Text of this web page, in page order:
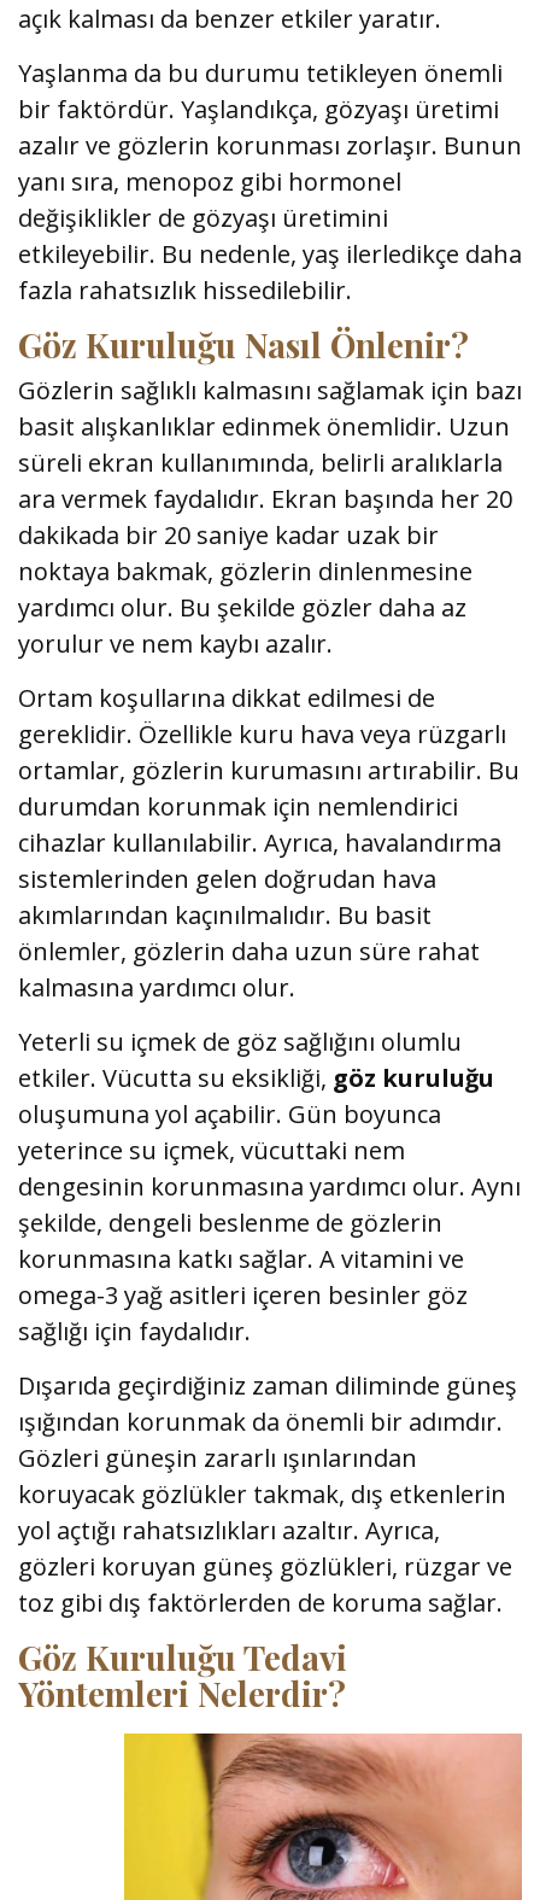
açık kalması da benzer etkiler yaratır.
Yaşlanma da bu durumu tetikleyen önemli
bir faktördür. Yaşlandıkça, gözyaşı üretimi
azalır ve gözlerin korunması zorlaşır. Bunun
yanı sıra, menopoz gibi hormonel
değişiklikler de gözyaşı üretimini
etkileyebilir. Bu nedenle, yaş ilerledikçe daha
fazla rahatsızlık hissedilebilir.
Göz Kuruluğu Nasıl Önlenir?
Gözlerin sağlıklı kalmasını sağlamak için bazı
basit alışkanlıklar edinmek önemlidir. Uzun
süreli ekran kullanımında, belirli aralıklarla
ara vermek faydalıdır. Ekran başında her 20
dakikada bir 20 saniye kadar uzak bir
noktaya bakmak, gözlerin dinlenmesine
yardımcı olur. Bu şekilde gözler daha az
yorulur ve nem kaybı azalır.
Ortam koşullarına dikkat edilmesi de
gereklidir. Özellikle kuru hava veya rüzgarlı
ortamlar, gözlerin kurumasını artırabilir. Bu
durumdan korunmak için nemlendirici
cihazlar kullanılabilir. Ayrıca, havalandırma
sistemlerinden gelen doğrudan hava
akımlarından kaçınılmalıdır. Bu basit
önlemler, gözlerin daha uzun süre rahat
kalmasına yardımcı olur.
Yeterli su içmek de göz sağlığını olumlu
etkiler. Vücutta su eksikliği, göz kuruluğu
oluşumuna yol açabilir. Gün boyunca
yeterince su içmek, vücuttaki nem
dengesinin korunmasına yardımcı olur. Aynı
şekilde, dengeli beslenme de gözlerin
korunmasına katkı sağlar. A vitamini ve
omega-3 yağ asitleri içeren besinler göz
sağlığı için faydalıdır.
Dışarıda geçirdiğiniz zaman diliminde güneş
ışığından korunmak da önemli bir adımdır.
Gözleri güneşin zararlı ışınlarından
koruyacak gözlükler takmak, dış etkenlerin
yol açtığı rahatsızlıkları azaltır. Ayrıca,
gözleri koruyan güneş gözlükleri, rüzgar ve
toz gibi dış faktörlerden de koruma sağlar.
Göz Kuruluğu Tedavi
Yöntemleri Nelerdir?